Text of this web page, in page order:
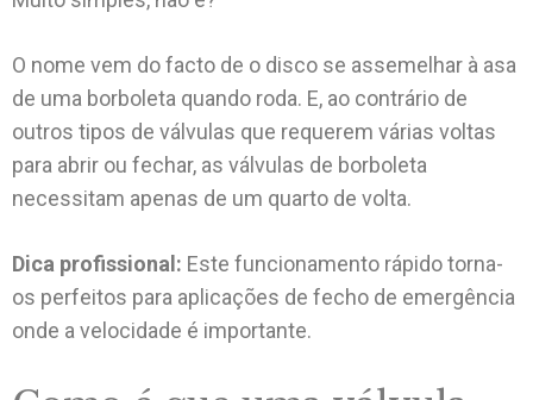
O nome vem do facto de o disco se assemelhar à asa
de uma borboleta quando roda. E, ao contrário de
outros tipos de válvulas que requerem várias voltas
para abrir ou fechar, as válvulas de borboleta
necessitam apenas de um quarto de volta.
Dica profissional: Este funcionamento rápido torna-
os perfeitos para aplicações de fecho de emergência
onde a velocidade é importante.